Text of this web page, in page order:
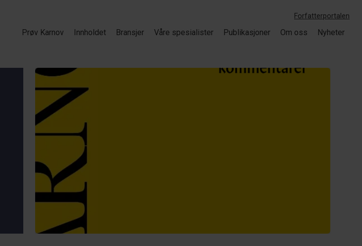
Forfatterportalen
Prøv Karnov Innholdet Bransjer Våre spesialister Publikasjoner Om oss Nyheter